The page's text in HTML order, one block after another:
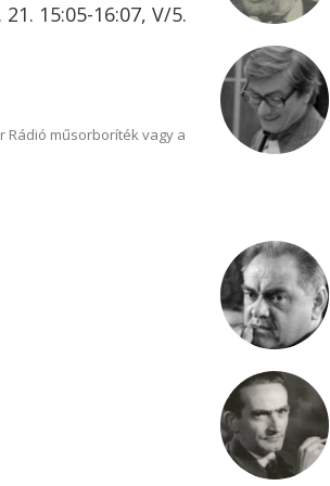
15:05-16:07, V/5.
Rádió műsorboríték vagy a